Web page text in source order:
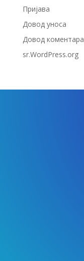
Пријава
Довод уноса
Довод коментара
sr.WordPress.org